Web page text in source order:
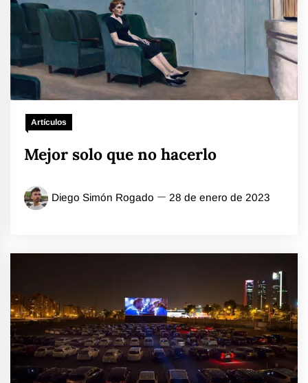
Artículos
Mejor solo que no hacerlo
Diego Simón Rogado 28 de enero de 2023